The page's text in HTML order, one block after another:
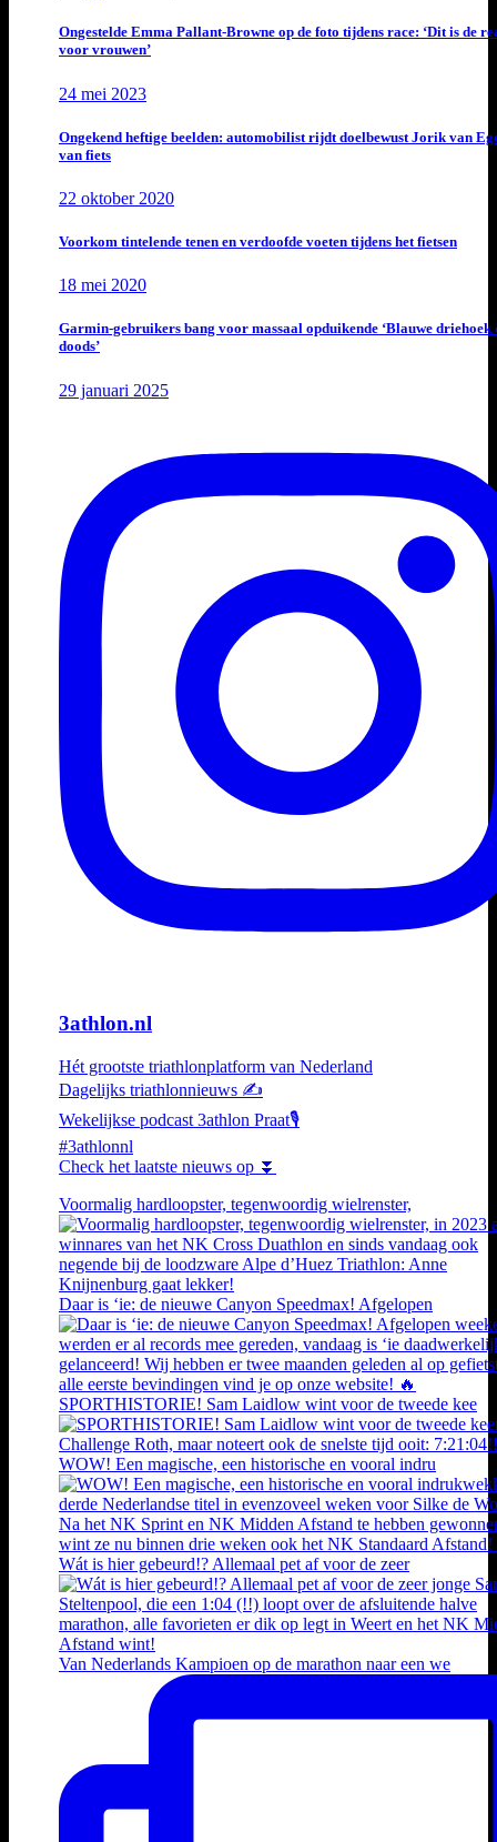
Ongestelde Emma Pallant-Browne op de foto tijdens race: ‘Dit is de
voor vrouwen’
24 mei 2023
Ongekend heftige beelden: automobilist rijdt doelbewust Jorik van
van fiets
22 oktober 2020
Voorkom tintelende tenen en verdoofde voeten tijdens het fietsen
18 mei 2020
Garmin-gebruikers bang voor massaal opduikende ‘Blauwe driehoek
doods’
29 januari 2025
3athlon.nl
Hét grootste triathlonplatform van Nederland
Dagelijks triathlonnieuws ✍️
Wekelijkse podcast 3athlon Praat🎙️
#3athlonnl
Check het laatste nieuws op ⏬
Voormalig hardloopster, tegenwoordig wielrenster,
Daar is ‘ie: de nieuwe Canyon Speedmax! Afgelopen
SPORTHISTORIE! Sam Laidlow wint voor de tweede kee
WOW! Een magische, een historische en vooral indru
Wát is hier gebeurd!? Allemaal pet af voor de zeer
Van Nederlands Kampioen op de marathon naar een we